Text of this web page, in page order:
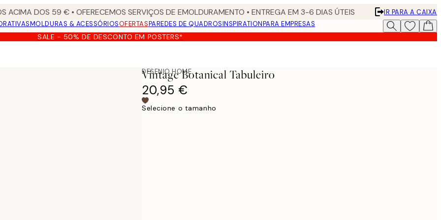
ACIMA DOS 59 € • OFERECEMOS SERVIÇOS DE EMOLDURAMENTO • ENTREGA EM 3-6 DIAS ÚTEIS
IR PARA A CAIXA
MOLDURAS & ACESSÓRIOSOFERTASPAREDES DE QUADROSINSPIRATIONPARA EMPRESAS
SALE - 50% DE DESCONTO EM POSTERS*
DESENIO HOME
Vintage Botanical Tabuleiro
20,95 €
Selecione o tamanho